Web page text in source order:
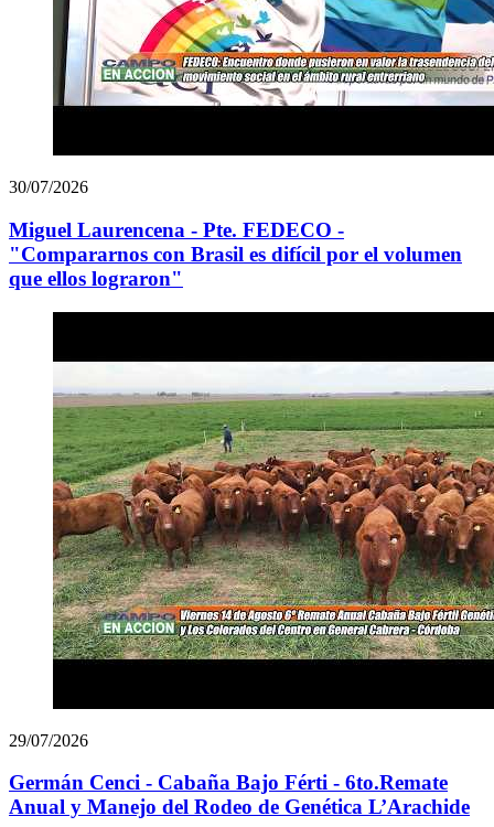
30/07/2026
Miguel Laurencena - Pte. FEDECO -
"Compararnos con Brasil es difícil por el volumen
que ellos lograron"
29/07/2026
Germán Cenci - Cabaña Bajo Férti - 6to.Remate
Anual y Manejo del Rodeo de Genética L’Arachide